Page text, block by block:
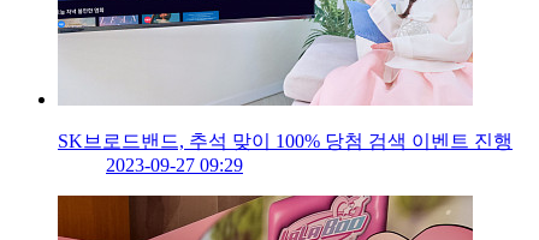
SK브로드밴드, 추석 맞이 100% 당첨 검색 이벤트 진행
2023-09-27 09:29